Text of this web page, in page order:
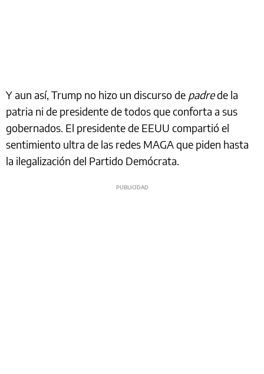
Y aun así, Trump no hizo un discurso de padrede la
patria ni de presidente de todos que conforta a sus
gobernados. El presidente de EEUU compartió el
sentimiento ultra de las redes MAGA que piden hasta
la ilegalización del Partido Demócrata.